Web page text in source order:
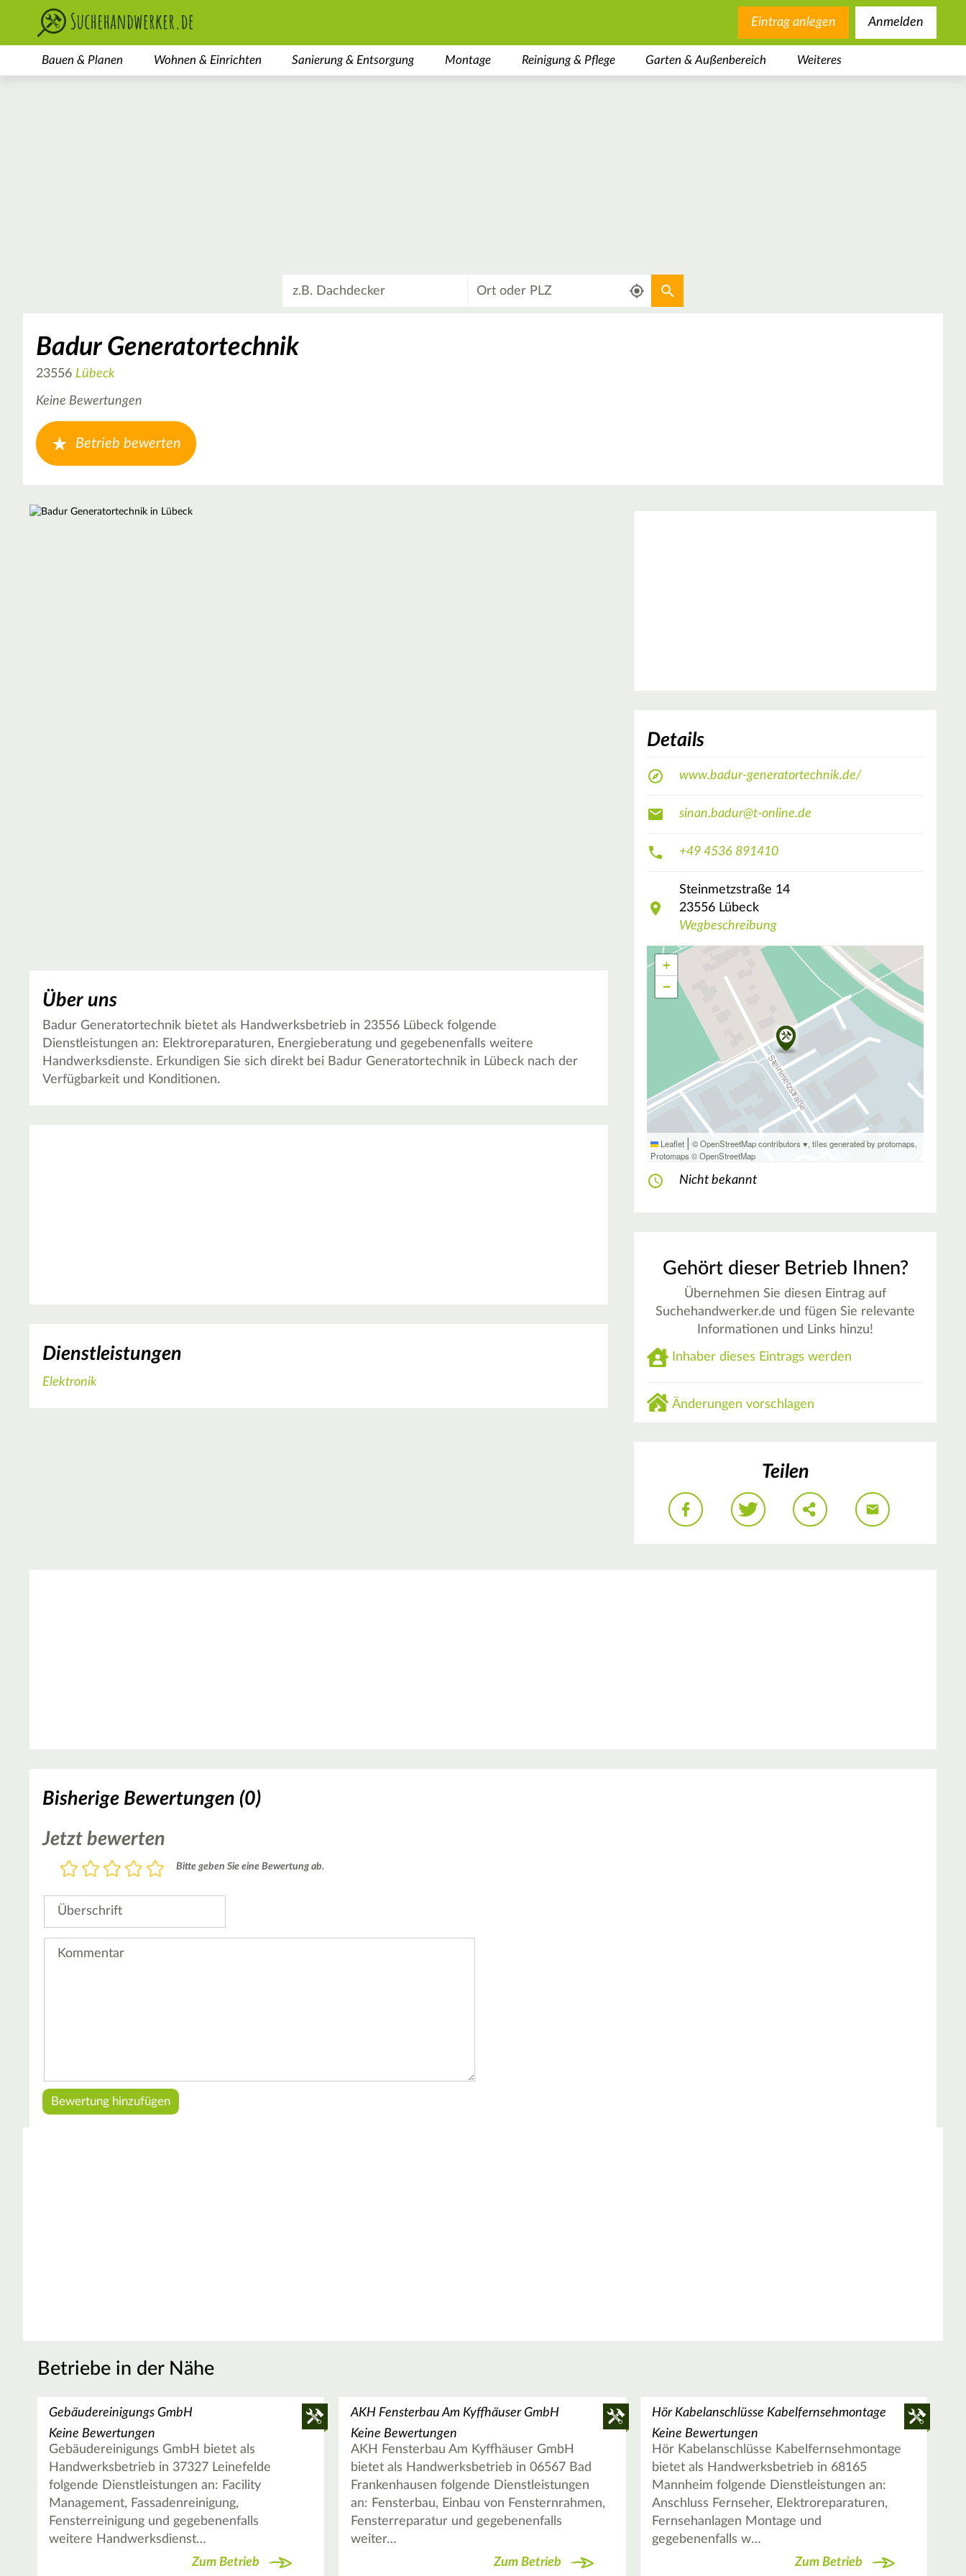
Eintrag anlegen Anmelden
Bauen & Planen Wohnen & Einrichten Sanierung & Entsorgung Montage Reinigung & Pflege Garten & Außenbereich Weiteres
Aktuellen Standort verwenden
Badur Generatortechnik
23556 Lübeck
Keine Bewertungen
Betrieb bewerten
Über uns
Badur Generatortechnik bietet als Handwerksbetrieb in 23556 Lübeck folgende
Dienstleistungen an: Elektroreparaturen, Energieberatung und gegebenenfalls weitere
Handwerksdienste. Erkundigen Sie sich direkt bei Badur Generatortechnik in Lübeck nach der
Verfügbarkeit und Konditionen.
Dienstleistungen
Elektronik
Details
www.badur-generatortechnik.de/
sinan.badur@t-online.de
+49 4536 891410
Steinmetzstraße 14
23556 Lübeck
Wegbeschreibung
+
−
Leaflet | © OpenStreetMap contributors ♥,tiles generated by protomaps,
Protomaps ©OpenStreetMap
Nicht bekannt
Gehört dieser Betrieb Ihnen?
Übernehmen Sie diesen Eintrag auf
Suchehandwerker.de und fügen Sie relevante
Informationen und Links hinzu!
Inhaber dieses Eintrags werden
Änderungen vorschlagen
Teilen
Bisherige Bewertungen (0)
Jetzt bewerten
Bewertung
5
4
3
2
1
Bitte geben Sie eine Bewertung ab.
Überschrift
Betriebe in der Nähe
Gebäudereinigungs GmbH
Keine Bewertungen
Gebäudereinigungs GmbH bietet als
Handwerksbetrieb in 37327 Leinefelde
folgende Dienstleistungen an: Facility
Management, Fassadenreinigung,
Fensterreinigung und gegebenenfalls
weitere Handwerksdienst…
Zum Betrieb
AKH Fensterbau Am Kyffhäuser GmbH
Keine Bewertungen
AKH Fensterbau Am Kyffhäuser GmbH
bietet als Handwerksbetrieb in 06567 Bad
Frankenhausen folgende Dienstleistungen
an: Fensterbau, Einbau von Fensternrahmen,
Fensterreparatur und gegebenenfalls
weiter…
Zum Betrieb
Hör Kabelanschlüsse Kabelfernsehmontage
Keine Bewertungen
Hör Kabelanschlüsse Kabelfernsehmontage
bietet als Handwerksbetrieb in 68165
Mannheim folgende Dienstleistungen an:
Anschluss Fernseher, Elektroreparaturen,
Fernsehanlagen Montage und
gegebenenfalls w…
Zum Betrieb